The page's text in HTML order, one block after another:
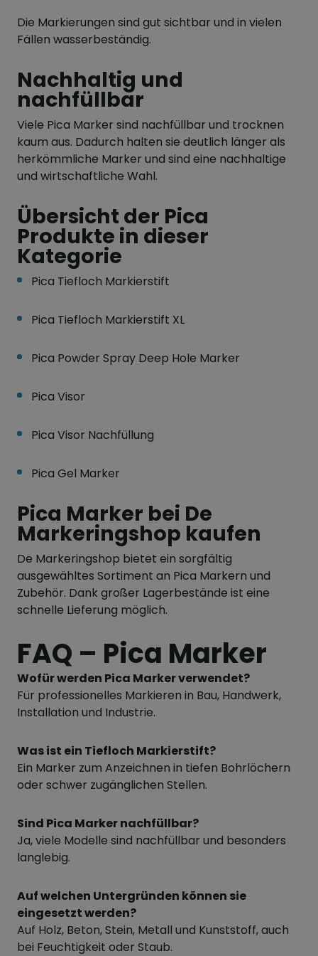
Die Markierungen sind gut sichtbar und in vielen
Fällen wasserbeständig.
Nachhaltig und
nachfüllbar
Viele Pica Marker sind nachfüllbar und trocknen
kaum aus. Dadurch halten sie deutlich länger als
herkömmliche Marker und sind eine nachhaltige
und wirtschaftliche Wahl.
Übersicht der Pica
Produkte in dieser
Kategorie
Pica Tiefloch Markierstift
Pica Tiefloch Markierstift XL
Pica Powder Spray Deep Hole Marker
Pica Visor
Pica Visor Nachfüllung
Pica Gel Marker
Pica Marker bei De
Markeringshop kaufen
De Markeringshop bietet ein sorgfältig
ausgewähltes Sortiment an Pica Markern und
Zubehör. Dank großer Lagerbestände ist eine
schnelle Lieferung möglich.
FAQ – Pica Marker
Wofür werden Pica Marker verwendet?
Für professionelles Markieren in Bau, Handwerk,
Installation und Industrie.
Was ist ein Tiefloch Markierstift?
Ein Marker zum Anzeichnen in tiefen Bohrlöchern
oder schwer zugänglichen Stellen.
Sind Pica Marker nachfüllbar?
Ja, viele Modelle sind nachfüllbar und besonders
langlebig.
Auf welchen Untergründen können sie
eingesetzt werden?
Auf Holz, Beton, Stein, Metall und Kunststoff, auch
bei Feuchtigkeit oder Staub.